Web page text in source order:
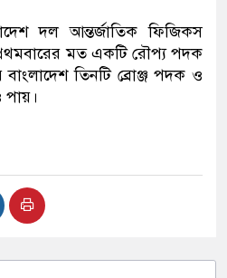
দল আন্তর্জাতিক ফিজিকস
মত একটি রৌপ্য পদক
তিনটি ব্রোঞ্জ পদক ও